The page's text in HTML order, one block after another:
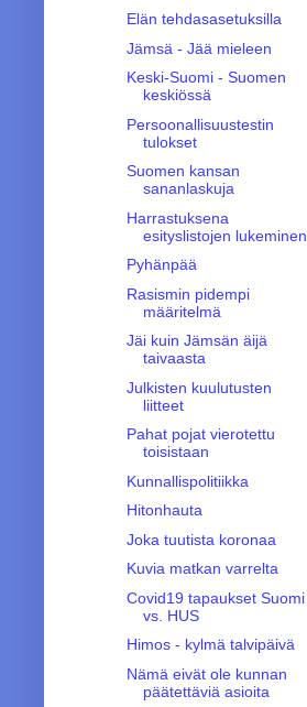
Elän tehdasasetuksilla
Jämsä - Jää mieleen
Keski-Suomi - Suomen
keskiössä
Persoonallisuustestin
tulokset
Suomen kansan
sananlaskuja
Harrastuksena
esityslistojen lukeminen
Pyhänpää
Rasismin pidempi
määritelmä
Jäi kuin Jämsän äijä
taivaasta
Julkisten kuulutusten
liitteet
Pahat pojat vierotettu
toisistaan
Kunnallispolitiikka
Hitonhauta
Joka tuutista koronaa
Kuvia matkan varrelta
Covid19 tapaukset Suomi
vs. HUS
Himos - kylmä talvipäivä
Nämä eivät ole kunnan
päätettäviä asioita